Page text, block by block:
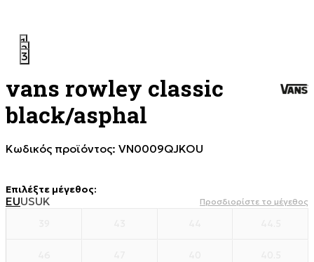
1
2
3
vans rowley classic
black/asphal
Κωδικός προϊόντος: VN0009QJKOU
Επιλέξτε μέγεθος:
EUUSUK Προσδιορίστε το μέγεθος